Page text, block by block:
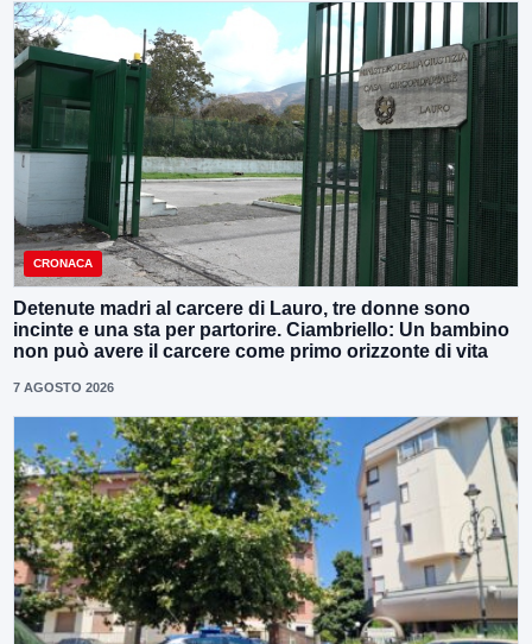
CRONACA
Detenute madri al carcere di Lauro, tre donne sono
incinte e una sta per partorire. Ciambriello: Un bambino
non può avere il carcere come primo orizzonte di vita
7 AGOSTO 2026